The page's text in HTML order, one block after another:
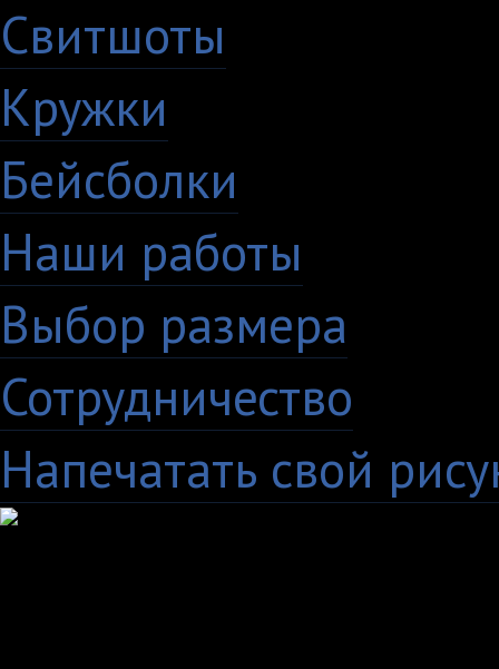
Свитшоты
Кружки
Бейсболки
Наши работы
Выбор размера
Сотрудничество
Напечатать свой